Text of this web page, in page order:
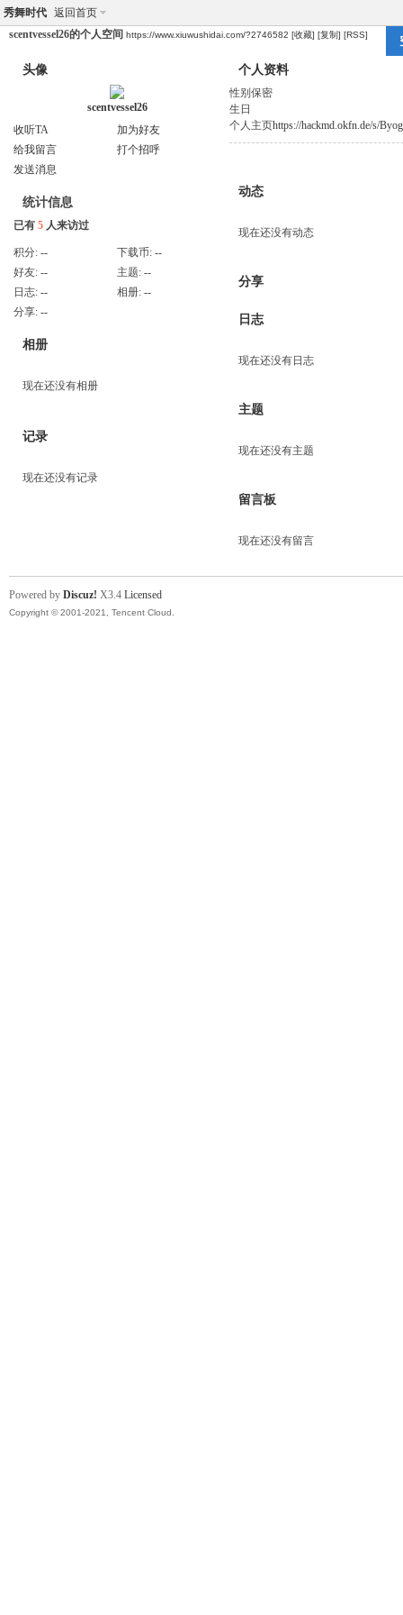
秀舞时代 返回首页
scentvessel26的个人空间 https://www.xiuwushidai.com/?2746582 [收藏] [复制] [RSS]
头像
scentvessel26
收听TA
加为好友
给我留言
打个招呼
发送消息
统计信息
已有 5 人来访过
积分: -- 下载币: --
好友: -- 主题: --
日志: -- 相册: --
分享: --
相册
现在还没有相册
记录
现在还没有记录
个人资料
性别 保密
生日
个人主页https://hackmd.okfn.de/s/
动态
现在还没有动态
分享
日志
现在还没有日志
主题
现在还没有主题
留言板
现在还没有留言
Powered by Discuz! X3.4 Licensed
Copyright © 2001-2021, Tencent Cloud.